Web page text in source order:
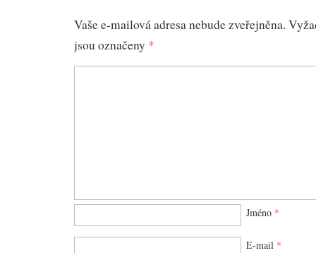
Vaše e-mailová adresa nebude zveřejněna.
jsou označeny *
Jméno *
E-mail *